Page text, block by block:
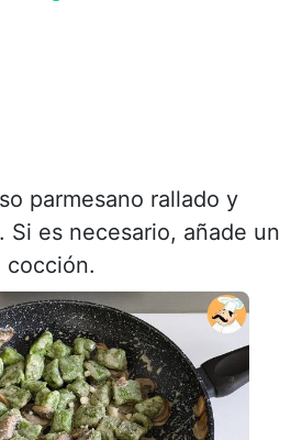
parmesano rallado y
Si es necesario, añade un
cocción.